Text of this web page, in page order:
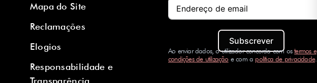
Mapa do Site
Reclamações
Elogios
Responsabilidade e
Transparência
Subscrever
Ao enviar dados, o utilizador concorda com ostermos e
condições de utilizaçãoe com a política de privacidade.